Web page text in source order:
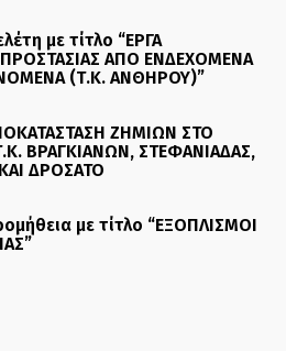
με τίτλο “ΕΡΓΑ
ΑΠΟ ΕΝΔΕΧΟΜΕΝΑ
(Τ.Κ. ΑΝΘΗΡΟΥ)”
ΖΗΜΙΩΝ ΣΤΟ
ΒΡΑΓΚΙΑΝΩΝ, ΣΤΕΦΑΝΙΑΔΑΣ,
ΔΡΟΣΑΤΟ
με τίτλο “ΕΞΟΠΛΙΣΜΟΙ